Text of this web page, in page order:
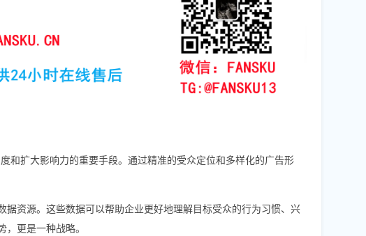
和扩大影响力的重要手段。通过精准的受众定位和多样化的广告形
资源。这些数据可以帮助企业更好地理解目标受众的行为习惯、兴
更是一种战略。